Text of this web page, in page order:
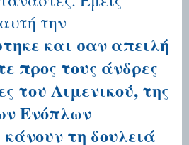
την
και σαν απειλή
προς τους άνδρες
του Λιμενικού, της
Ενόπλων
τη δουλειά